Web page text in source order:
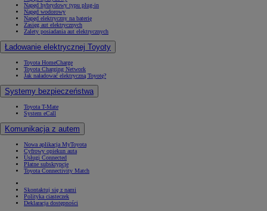
Napęd hybrydowy typu plug-in
Napęd wodorowy
Napęd elektryczny na baterię
Zasięg aut elektrycznych
Zalety posiadania aut elektrycznych
Ładowanie elektrycznej Toyoty
Toyota HomeCharge
Toyota Charging Network
Jak naładować elektryczną Toyotę?
Systemy bezpieczeństwa
Toyota T-Mate
System eCall
Komunikacja z autem
Nowa aplikacja MyToyota
Cyfrowy opiekun auta
Usługi Connected
Płatne subskrypcje
Toyota Connectivity Match
Skontaktuj się z nami
Polityka ciasteczek
Deklaracja dostępności